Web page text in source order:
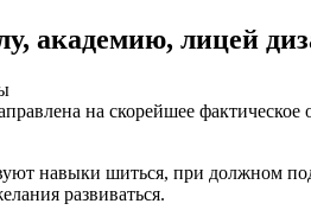
академию, лицей
на скорейшее
навыки шиться, при должном
развиваться.